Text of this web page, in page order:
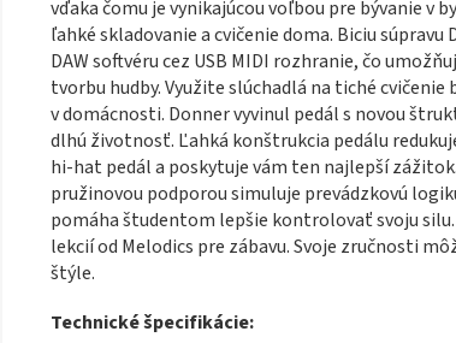
vďaka čomu je vynikajúcou voľbou pre bývanie v
ľahké skladovanie a cvičenie doma. Biciu
DAW softvéru cez USB MIDI rozhranie, čo
tvorbu hudby. Využite slúchadlá na tiché
v domácnosti. Donner vyvinul pedál s novou
dlhú životnosť. Ľahká konštrukcia pedálu
hi-hat pedál a poskytuje vám ten najlepší
pružinovou podporou simuluje prevádzkovú
pomáha študentom lepšie kontrolovať svoju
lekcií od Melodics pre zábavu. Svoje zručnosti
štýle.
Technické špecifikácie: